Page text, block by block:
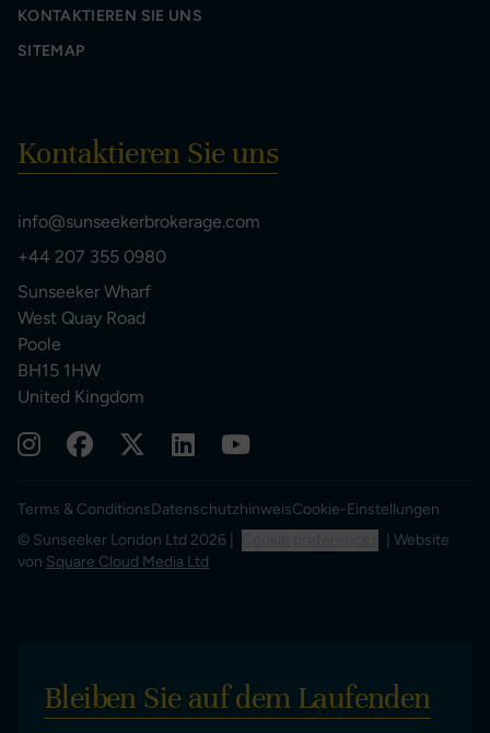
KONTAKTIEREN SIE UNS
SITEMAP
Kontaktieren Sie uns
info@sunseekerbrokerage.com
+44 207 355 0980
Sunseeker Wharf
West Quay Road
Poole
BH15 1HW
United Kingdom
Terms & ConditionsDatenschutzhinweisCookie-Einstellungen
© Sunseeker London Ltd 2026 |
| Website
von Square Cloud Media Ltd
Bleiben Sie auf dem Laufenden